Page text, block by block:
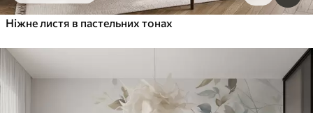
Ніжне листя в пастельних тонах